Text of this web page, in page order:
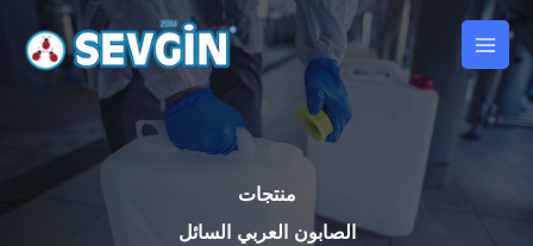
المحتوى
Main
منتجات
الصابون العربي السائل